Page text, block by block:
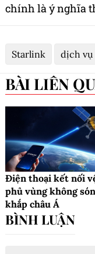
chính là ý nghĩa
Starlink dịch
BÀI LIÊN
Điện thoại kết nối
phủ vùng không
khắp châu Á